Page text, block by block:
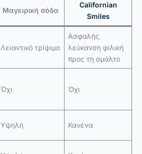
Μαγειρική σόδα
Californian
Smiles
Λειαντικό τρίψιμο
Ασφαλής
λεύκανση φιλική
προς τη σμάλτο
Όχι Όχι
Υψηλή Κανένα